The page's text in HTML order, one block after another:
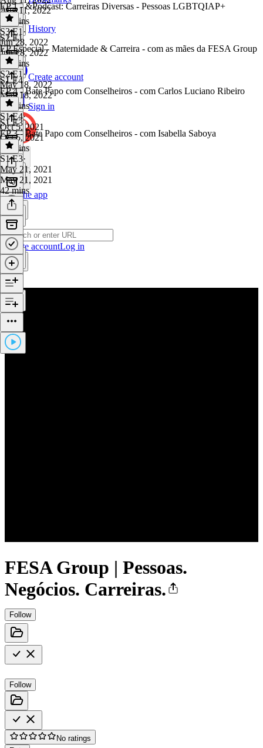
History
Create account
Sign in
Get the app
Create accountLog in
FESA Group | Pessoas.
Negócios. Carreiras.
Follow
Follow
No ratings
Aug 11, 2022
58 mins
EP 1 - &Podcast: Carreiras Diversas - Pessoas LGBTQIAP+
S3 E1 ·
Jun 28, 2022
Jun 28, 2022
47 mins
S2 E1
EP Especial - Maternidade & Carreira - com as mães da FESA Group
S2 E1 ·
May 18, 2022
May 18, 2022
43 mins
S1 E4
EP 4 - Bate Papo com Conselheiros - com Carlos Luciano Ribeiro
S1 E4·
Oct 5, 2021
Oct 5, 2021
36 mins
S1 E3
EP 3 - Bate Papo com Conselheiros - com Isabella Saboya
S1 E3·
May 21, 2021
May 21, 2021
42 mins